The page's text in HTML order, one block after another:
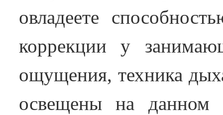
овладеете
коррекции у
ощущения, техника
освещены на данном